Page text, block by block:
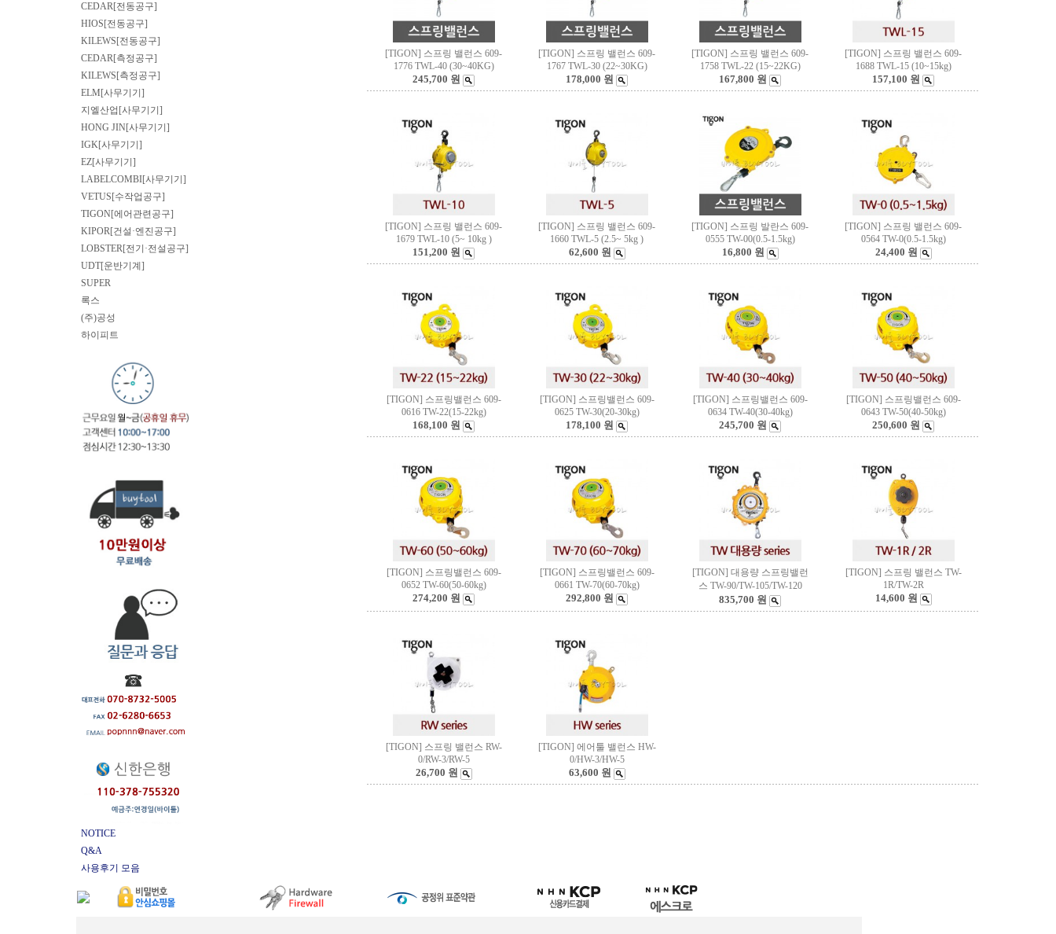
CEDAR[전동공구]
HIOS[전동공구]
KILEWS[전동공구]
CEDAR[측정공구]
KILEWS[측정공구]
ELM[사무기기]
지엘산업[사무기기]
HONG JIN[사무기기]
IGK[사무기기]
EZ[사무기기]
LABELCOMBI[사무기기]
VETUS[수작업공구]
TIGON[에어관련공구]
KIPOR[건설·엔진공구]
LOBSTER[전기·전설공구]
UDT[운반기계]
SUPER
록스
(주)공성
하이피트
NOTICE
Q&A
사용후기 모음
[TIGON] 스프링 밸런스 609-
1776 TWL-40 (30~40KG)
245,700 원
[TIGON] 스프링 밸런스 609-
1767 TWL-30 (22~30KG)
178,000 원
[TIGON] 스프링 밸런스 609-
1758 TWL-22 (15~22KG)
167,800 원
[TIGON] 스프링 밸런스 609-
1688 TWL-15 (10~15kg)
157,100 원
[TIGON] 스프링 밸런스 609-
1679 TWL-10 (5~ 10kg )
151,200 원
[TIGON] 스프링 밸런스 609-
1660 TWL-5 (2.5~ 5kg )
62,600 원
[TIGON] 스프링 발란스 609-
0555 TW-00(0.5-1.5kg)
16,800 원
[TIGON] 스프링 밸런스 609-
0564 TW-0(0.5-1.5kg)
24,400 원
[TIGON] 스프링밸런스 609-
0616 TW-22(15-22kg)
168,100 원
[TIGON] 스프링밸런스 609-
0625 TW-30(20-30kg)
178,100 원
[TIGON] 스프링밸런스 609-
0634 TW-40(30-40kg)
245,700 원
[TIGON] 스프링밸런스 609-
0643 TW-50(40-50kg)
250,600 원
[TIGON] 스프링밸런스 609-
0652 TW-60(50-60kg)
274,200 원
[TIGON] 스프링밸런스 609-
0661 TW-70(60-70kg)
292,800 원
[TIGON] 대용량 스프링밸런
스 TW-90/TW-105/TW-120
835,700 원
[TIGON] 스프링 밸런스 TW-
1R/TW-2R
14,600 원
[TIGON] 스프링 밸런스 RW-
0/RW-3/RW-5
26,700 원
[TIGON] 에어툴 밸런스 HW-
0/HW-3/HW-5
63,600 원